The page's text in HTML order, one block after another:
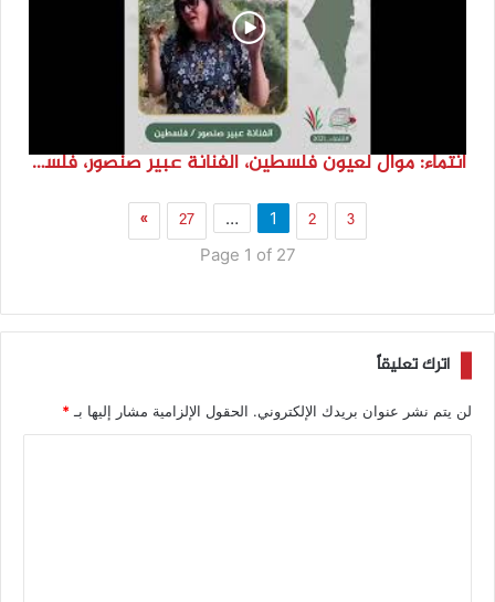
انتماء: موال لعيون فلسطين، الفنانة عبير صنصور، فلسطين
1 2 3
…
27
»
Page 1 of 27
اترك تعليقاً
لن يتم نشر عنوان بريدك الإلكتروني. الحقول الإلزامية مشار إليها بـ *